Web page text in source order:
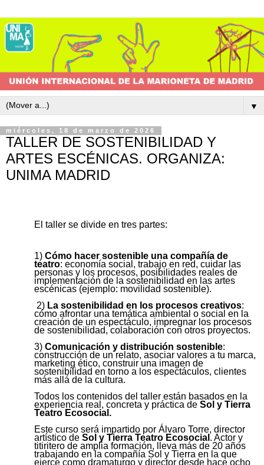
▼
miércoles, 18 de marzo de 2026
TALLER DE SOSTENIBILIDAD Y
ARTES ESCÉNICAS. ORGANIZA:
UNIMA MADRID
El taller se divide en tres partes:
1) Cómo hacer sostenible una compañía de
teatro: economía social, trabajo en red, cuidar las
personas y los procesos, posibilidades reales de
implementación de la sostenibilidad en las artes
escénicas (ejemplo: movilidad sostenible).
2) La sostenibilidad en los procesos creativos:
cómo afrontar una temática ambiental o social en la
creación de un espectáculo, impregnar los procesos
de sostenibilidad, colaboración con otros proyectos.
3) Comunicación y distribución sostenible:
construcción de un relato, asociar valores a tu marca,
marketing ético, construir una imagen de
sostenibilidad en torno a los espectáculos, clientes
más allá de la cultura.
Todos los contenidos del taller están basados en la
experiencia real, concreta y práctica de Sol y Tierra
Teatro Ecosocial.
Este curso será impartido por Álvaro Torre, director
artístico de Sol y Tierra Teatro Ecosocial . Actor y
titiritero de amplia formación, lleva más de 20 años
trabajando en la compañía Sol y Tierra en la que
ejerce como dramaturgo y director desde hace ocho